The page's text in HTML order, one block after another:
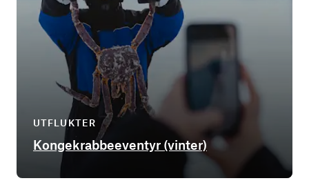
UTFLUKTER
Kongekrabbeeventyr (vinter)